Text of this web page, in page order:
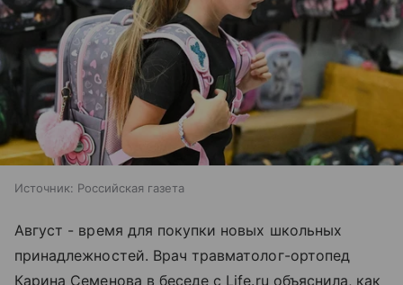
Источник: Российская газета
Август - время для покупки новых школьных
принадлежностей. Врач травматолог-ортопед
Карина Семенова в беседе с Life.ru объяснила, как